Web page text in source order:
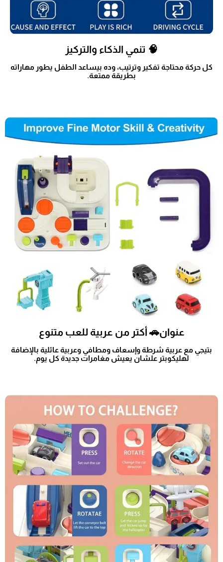
🧠 تنمي الذكاء والتركيز
كل حركة محتاجة تفكير وترتيب، وده بيساعد الطفل يطور مهاراته
بطريقة ممتعة.
عنوان🚗 أكتر من عربية للعب متنوع
بتيجي مع عربية شرطة وإسعاف ومطافي وعربية عائلية بالإضافة
لهليكوبتر علشان يعيش مغامرات جديدة كل يوم.